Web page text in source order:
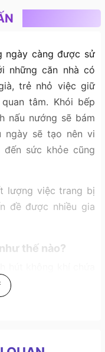
ngày càng được sử
những căn nhà có
trẻ nhỏ việc giữ
tâm. Khói bếp
nấu nướng sẽ bám
ngày sẽ tạo nên vi
đến sức khỏe cũng
lượng việc trang bị
đề được nhiều gia
thế nào?
sau đó lọc và xả
trình này giúp giữ